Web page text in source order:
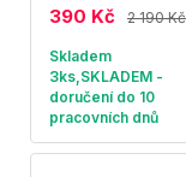
390 Kč 2 190 Kč
Skladem
3ks,SKLADEM -
doručení do 10
pracovních dnů